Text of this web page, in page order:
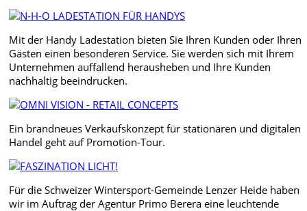
Mit der Handy Ladestation bieten Sie Ihren Kunden oder Ihren
Gästen einen besonderen Service. Sie werden sich mit Ihrem
Unternehmen auffallend herausheben und Ihre Kunden
nachhaltig beeindrucken.
Ein brandneues Verkaufskonzept für stationären und digitalen
Handel geht auf Promotion-Tour.
Für die Schweizer Wintersport-Gemeinde Lenzer Heide haben
wir im Auftrag der Agentur Primo Berera eine leuchtende